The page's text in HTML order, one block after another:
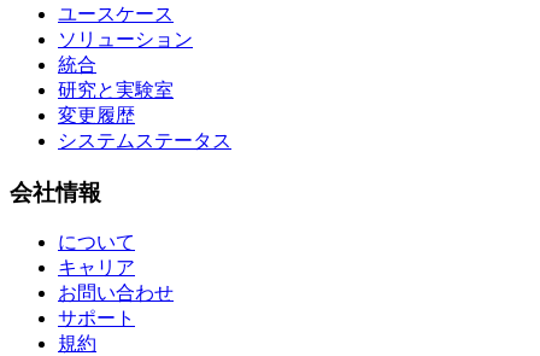
ユースケース
ソリューション
統合
研究と実験室
変更履歴
システムステータス
会社情報
について
キャリア
お問い合わせ
サポート
規約